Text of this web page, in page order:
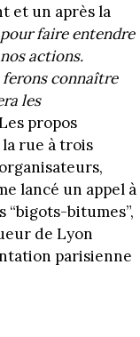
et un après la
faire entendre
actions.
ferons connaître
les
propos
rue à trois
lancé un appel à
bitumes”,
de Lyon
parisienne